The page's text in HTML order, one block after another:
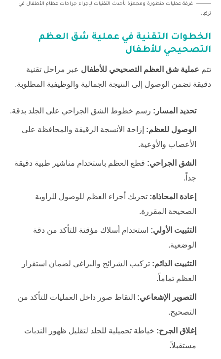
غرفة عمليات متطورة ومجهزة بأحدث التقنيات لإجراء جراحات عظام الأطفال في
تركيا.
الخطوات التقنية في عملية شق العظم
التصحيحي للأطفال
تتم عملية شق العظم التصحيحي للأطفال عبر مراحل تقنية
دقيقة تضمن الوصول إلى النتيجة الجمالية والوظيفية المطلوبة.
تحديد المسار: رسم خطوط الشق الجراحي على الجلد بدقة.
الوصول للعظم: إزاحة الأنسجة الرقيقة والمحافظة على
الأعصاب والأوعية.
الشق الجراحي: قطع العظم باستخدام مناشير طبية دقيقة
جداً.
إعادة المحاذاة: تحريك أجزاء العظم للوصول للزاوية
الصحيحة المقررة.
التثبيت الأولي: استخدام أسلاك مؤقتة للتأكد من دقة
الوضعية.
التثبيت الدائم: تركيب الشرائح والبراغي لضمان استقرار
العظم تماماً.
التصوير الإشعاعي: التقاط صور داخل العمليات للتأكد من
التصحيح.
إغلاق الجرح: خياطة تجميلية للجلد لتقليل ظهور الندبات
مستقبلاً.